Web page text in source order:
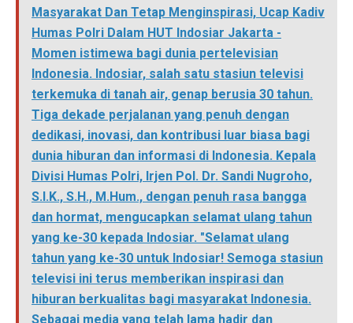
Masyarakat Dan Tetap Menginspirasi, Ucap Kadiv
Humas Polri Dalam HUT Indosiar Jakarta -
Momen istimewa bagi dunia pertelevisian
Indonesia. Indosiar, salah satu stasiun televisi
terkemuka di tanah air, genap berusia 30 tahun.
Tiga dekade perjalanan yang penuh dengan
dedikasi, inovasi, dan kontribusi luar biasa bagi
dunia hiburan dan informasi di Indonesia. Kepala
Divisi Humas Polri, Irjen Pol. Dr. Sandi Nugroho,
S.I.K., S.H., M.Hum., dengan penuh rasa bangga
dan hormat, mengucapkan selamat ulang tahun
yang ke-30 kepada Indosiar. "Selamat ulang
tahun yang ke-30 untuk Indosiar! Semoga stasiun
televisi ini terus memberikan inspirasi dan
hiburan berkualitas bagi masyarakat Indonesia.
Sebagai media yang telah lama hadir dan